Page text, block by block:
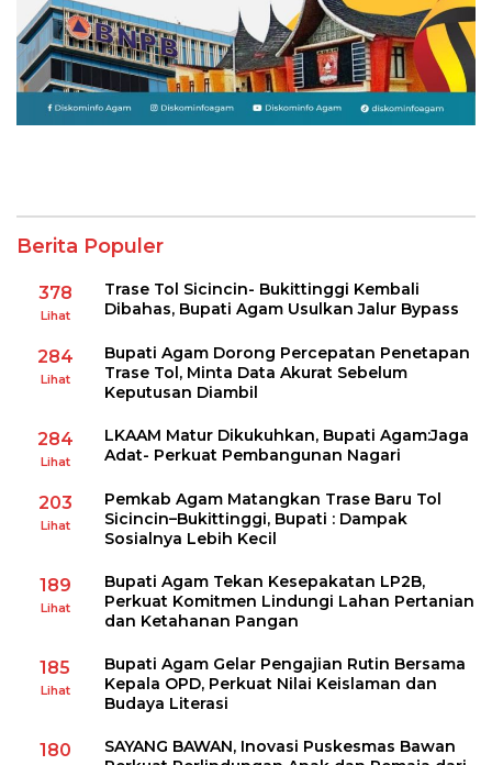
Berita Populer
378
Lihat
Trase Tol Sicincin- Bukittinggi Kembali
Dibahas, Bupati Agam Usulkan Jalur Bypass
284
Lihat
Bupati Agam Dorong Percepatan Penetapan
Trase Tol, Minta Data Akurat Sebelum
Keputusan Diambil
284
Lihat
LKAAM Matur Dikukuhkan, Bupati Agam:Jaga
Adat- Perkuat Pembangunan Nagari
203
Lihat
Pemkab Agam Matangkan Trase Baru Tol
Sicincin–Bukittinggi, Bupati : Dampak
Sosialnya Lebih Kecil
189
Lihat
Bupati Agam Tekan Kesepakatan LP2B,
Perkuat Komitmen Lindungi Lahan Pertanian
dan Ketahanan Pangan
185
Lihat
Bupati Agam Gelar Pengajian Rutin Bersama
Kepala OPD, Perkuat Nilai Keislaman dan
Budaya Literasi
180
SAYANG BAWAN, Inovasi Puskesmas Bawan